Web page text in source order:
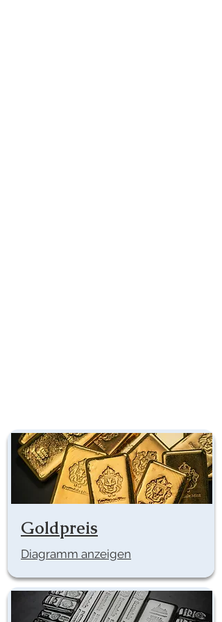
Goldpreis
Diagramm anzeigen